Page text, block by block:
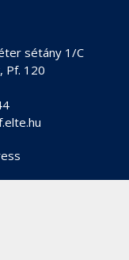
sétány 1/C
Pf. 120